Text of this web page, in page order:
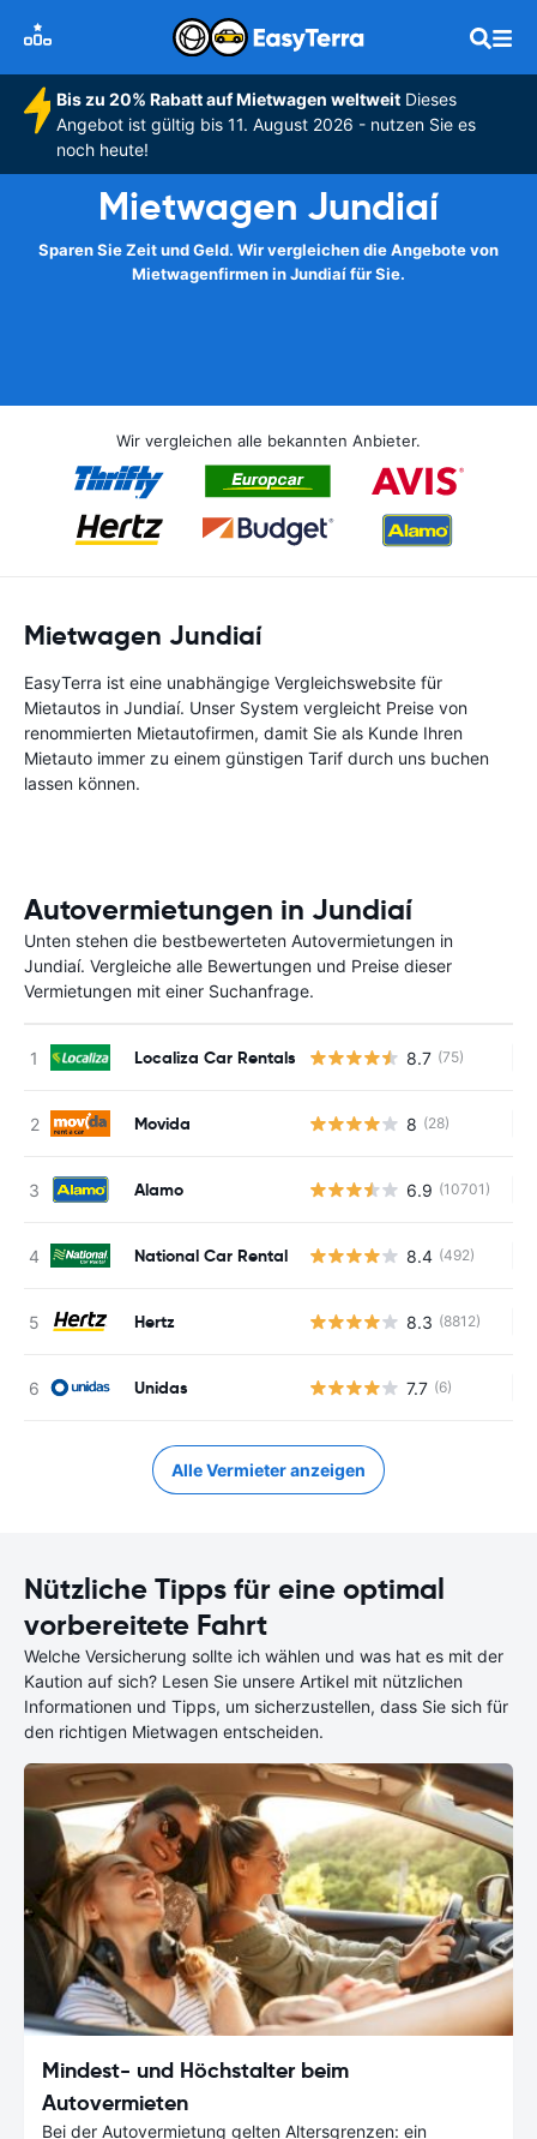
Bis zu 20% Rabatt auf Mietwagen weltweitDieses
Angebot ist gültig bis 11. August 2026 - nutzen Sie es
noch heute!
Mietwagen Jundiaí
Sparen Sie Zeit und Geld. Wir vergleichen die Angebote von
Mietwagenfirmen in Jundiaí für Sie.
Wir vergleichen alle bekannten Anbieter.
Mietwagen Jundiaí
EasyTerra ist eine unabhängige Vergleichswebsite für
Mietautos in Jundiaí. Unser System vergleicht Preise von
renommierten Mietautofirmen, damit Sie als Kunde Ihren
Mietauto immer zu einem günstigen Tarif durch uns buchen
lassen können.
Autovermietungen in Jundiaí
Unten stehen die bestbewerteten Autovermietungen in
Jundiaí. Vergleiche alle Bewertungen und Preise dieser
Vermietungen mit einer Suchanfrage.
Localiza Car Rentals 8.7 (75)
Movida 8 (28)
Alamo 6.9 (10701)
National Car Rental 8.4 (492)
Hertz 8.3 (8812)
Unidas 7.7 (6)
Alle Vermieter anzeigen
Nützliche Tipps für eine optimal
vorbereitete Fahrt
Welche Versicherung sollte ich wählen und was hat es mit der
Kaution auf sich? Lesen Sie unsere Artikel mit nützlichen
Informationen und Tipps, um sicherzustellen, dass Sie sich für
den richtigen Mietwagen entscheiden.
Mindest- und Höchstalter beim
Autovermieten
Bei der Autovermietung gelten Altersgrenzen: ein